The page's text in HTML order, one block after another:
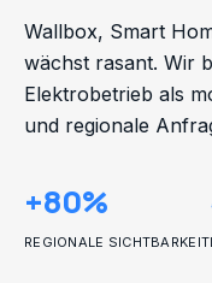
Wallbox, Smart
wächst rasant. Wir
Elektrobetrieb als
und regionale
+80%
REGIONALE SICHTBARKEIT